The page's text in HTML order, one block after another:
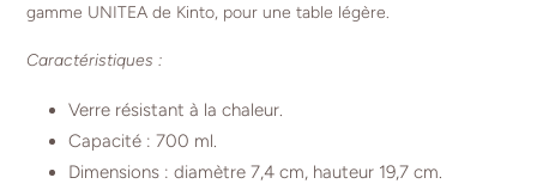
votre
panier
gamme UNITEA de Kinto, pour une table légère.
Caractéristiques :
Verre résistant à la chaleur.
Capacité : 700 ml.
Dimensions : diamètre 7,4 cm, hauteur 19,7 cm.